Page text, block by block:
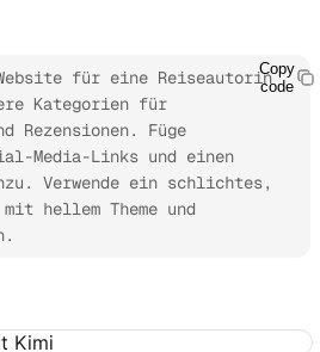
für eine Reiseautorin
Kategorien für
Rezensionen. Füge
Media-Links und einen
Verwende ein schlichtes,
hellem Theme und
Copy
code